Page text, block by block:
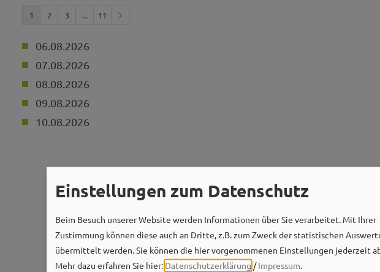
1 2 3 ... 11
06.08.2026
07.08.2026
08.08.2026
09.08.2026
10.08.2026
Einstellungen zum Datenschutz
Beim Besuch unserer Website werden Informationen über Sie verarbeitet. Mit Ihrer
Zustimmung können diese auch an Dritte, z.B. zum Zweck der statistischen
übermittelt werden. Sie können die hier vorgenommenen Einstellungen jederzeit
Mehr dazu erfahren Sie hier: Datenschutzerklärung /Impressum.